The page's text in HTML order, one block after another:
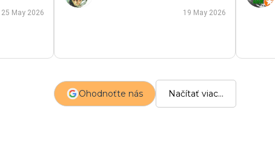
25 May 2026 19 May 2026
Ohodnoťte nás Načítať viac...